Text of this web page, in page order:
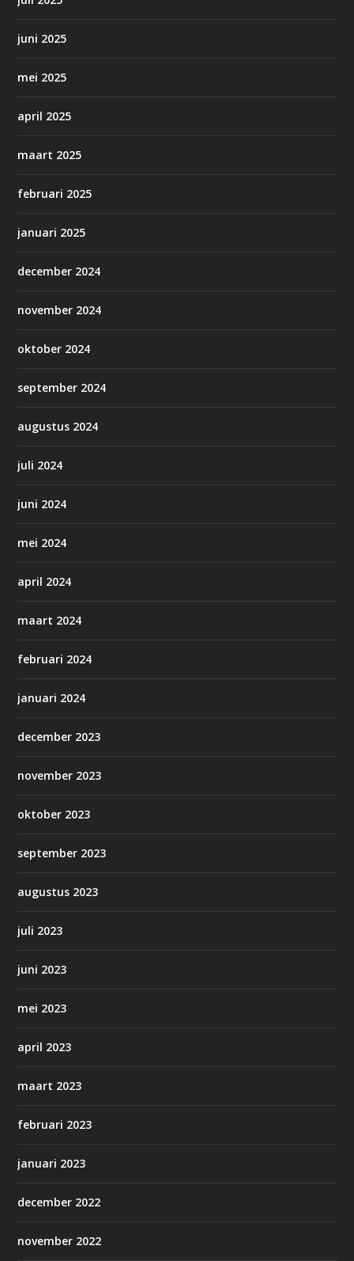
juni 2025
mei 2025
april 2025
maart 2025
februari 2025
januari 2025
december 2024
november 2024
oktober 2024
september 2024
augustus 2024
juli 2024
juni 2024
mei 2024
april 2024
maart 2024
februari 2024
januari 2024
december 2023
november 2023
oktober 2023
september 2023
augustus 2023
juli 2023
juni 2023
mei 2023
april 2023
maart 2023
februari 2023
januari 2023
december 2022
november 2022